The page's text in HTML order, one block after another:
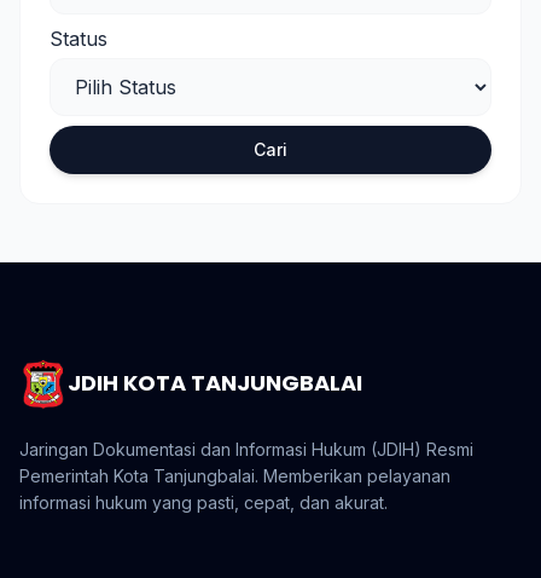
Status
Cari
JDIH KOTA TANJUNGBALAI
Jaringan Dokumentasi dan Informasi Hukum (JDIH) Resmi
Pemerintah Kota Tanjungbalai. Memberikan pelayanan
informasi hukum yang pasti, cepat, dan akurat.